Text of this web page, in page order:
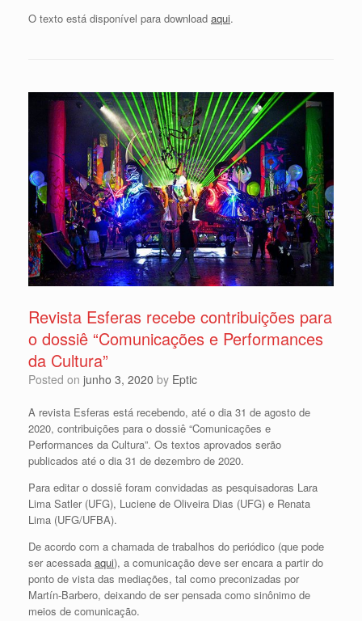
O texto está disponível para download aqui.
Revista Esferas recebe contribuições para
o dossiê “Comunicações e Performances
da Cultura”
Posted on junho 3, 2020 by Eptic
A revista Esferas está recebendo, até o dia 31 de agosto de
2020, contribuições para o dossiê “Comunicações e
Performances da Cultura”. Os textos aprovados serão
publicados até o dia 31 de dezembro de 2020.
Para editar o dossiê foram convidadas as pesquisadoras Lara
Lima Satler (UFG), Luciene de Oliveira Dias (UFG) e Renata
Lima (UFG/UFBA).
De acordo com a chamada de trabalhos do periódico (que pode
ser acessada aqui), a comunicação deve ser encara a partir do
ponto de vista das mediações, tal como preconizadas por
Martín-Barbero, deixando de ser pensada como sinônimo de
meios de comunicação.